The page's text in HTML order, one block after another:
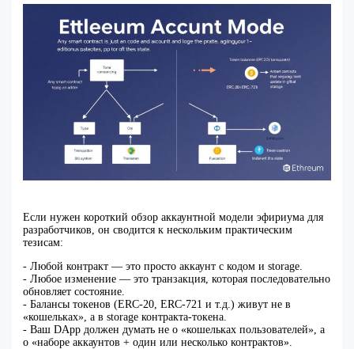
Если нужен короткий обзор аккаунтной модели эфириума для
разработчиков, он сводится к нескольким практическим
тезисам:
- Любой контракт — это просто аккаунт с кодом и storage.
- Любое изменение — это транзакция, которая последовательно
обновляет состояние.
- Балансы токенов (ERC‑20, ERC‑721 и т.д.) живут не в
«кошельках», а в storage контракта‑токена.
- Ваш DApp должен думать не о «кошельках пользователей», а
о «наборе аккаунтов + один или несколько контрактов».